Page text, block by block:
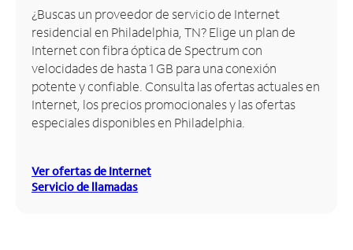
Inglés
Administrar
cuenta
Encuentra
una
tienda
¿Buscas un proveedor de servicio de Internet
residencial en Philadelphia, TN? Elige un plan de
Internet con fibra óptica de Spectrum con
velocidades de hasta 1 GB para una conexión
potente y confiable. Consulta las ofertas actuales en
Internet, los precios promocionales y las ofertas
especiales disponibles en Philadelphia.
Ver ofertas de Internet
Servicio de llamadas